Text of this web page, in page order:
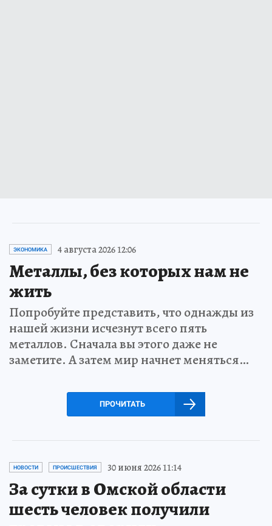
ЭКОНОМИКА 4 августа 2026 12:06
Металлы, без которых нам не
жить
Попробуйте представить, что однажды из
нашей жизни исчезнут всего пять
металлов. Сначала вы этого даже не
заметите. А затем мир начнет меняться…
ПРОЧИТАТЬ
НОВОСТИ ПРОИСШЕСТВИЯ 30 июня 2026 11:14
За сутки в Омской области
шесть человек получили